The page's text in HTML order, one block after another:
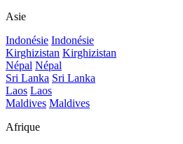
Asie
Indonésie Indonésie
Kirghizistan Kirghizistan
Népal Népal
Sri Lanka Sri Lanka
Laos Laos
Maldives Maldives
Afrique